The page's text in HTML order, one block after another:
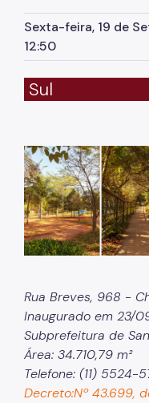
Parques Urbanos
Unidades de
Viveiros Municipais
Educação Ambiental
Programação
Planetários
Patrimônio
Biosampa
Projetos Urbanos
Sexta-feira, 19 de
12:50
Rua Breves, 968 -
Inaugurado em 23/
Subprefeitura de
Área: 34.710,79 m²
Telefone: (11) 5524-
Decreto:Nº 43.699,